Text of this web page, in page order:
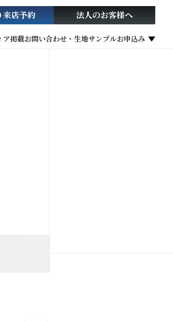
ア掲載お問い合わせ・生地サンプルお申込み
来店予約 法人のお客様へ